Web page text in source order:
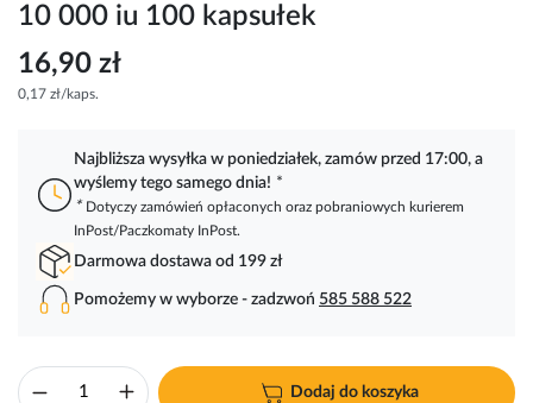
10 000 iu 100 kapsułek
16,90 zł
0,17 zł/kaps.
Najbliższa wysyłka w poniedziałek, zamów przed 17:00, a
wyślemy tego samego dnia! *
* Dotyczy zamówień opłaconych oraz pobraniowych kurierem
InPost/Paczkomaty InPost.
Darmowa dostawa od 199 zł
Pomożemy w wyborze - zadzwoń 585 588 522
Dodaj do koszyka